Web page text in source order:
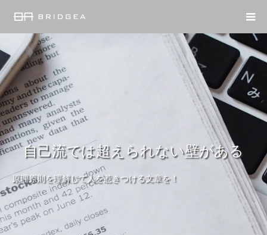
自己流では超えられない壁がある
原理原則を理解して人を惹きつける文章を！